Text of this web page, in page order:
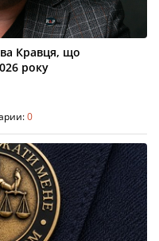
Кравця, що
року
0